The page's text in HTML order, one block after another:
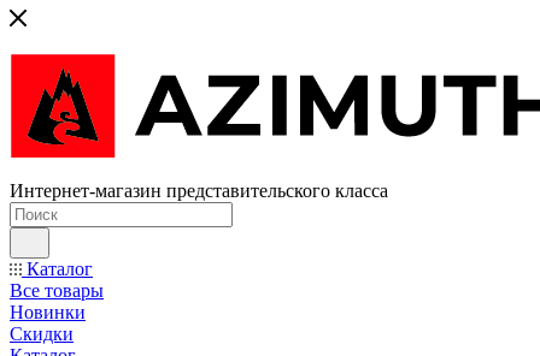
Интернет-магазин представительского класса
Каталог
Все товары
Новинки
Скидки